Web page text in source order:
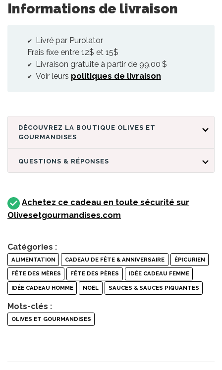
Informations de livraison
Livré par Purolator
Frais fixe entre 12$ et 15$
Livraison gratuite à partir de 99,00 $
Voir leurs politiques de livraison
DÉCOUVREZ LA BOUTIQUE OLIVES ET
GOURMANDISES
QUESTIONS & RÉPONSES
Achetez ce cadeau en toute sécurité sur
Olivesetgourmandises.com
Catégories :
ALIMENTATION CADEAU DE FÊTE & ANNIVERSAIRE ÉPICURIEN
FÊTE DES MÈRES FÊTE DES PÈRES IDÉE CADEAU FEMME
IDÉE CADEAU HOMME NOËL SAUCES & SAUCES PIQUANTES
Mots-clés :
OLIVES ET GOURMANDISES